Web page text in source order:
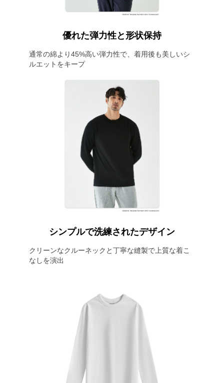
優れた弾力性と形状保持
通常の綿より45%高い弾力性で、着用後も美しいシ
ルエットをキープ
シンプルで洗練されたデザイン
クリーンなクルーネックと丁寧な縫製で上質な着こ
なしを演出